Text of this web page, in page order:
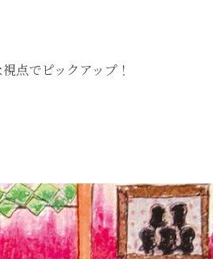
点でピックアップ！